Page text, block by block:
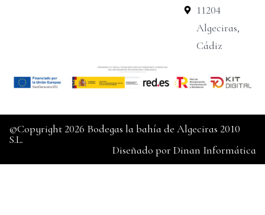
11204
Algeciras,
Cádiz
©Copyright 2026 Bodegas la bahía de Algeciras 2010
S.L.
Diseñado por Dinan Informática